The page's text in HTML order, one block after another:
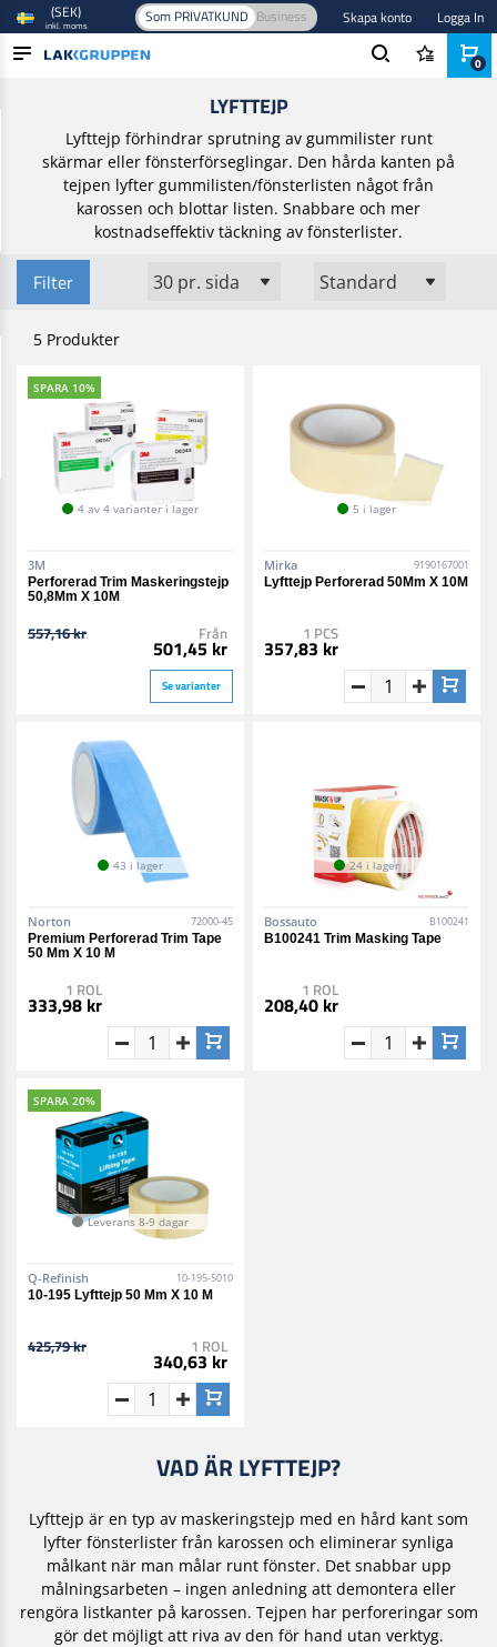
BRANSCHER
VARUMÄRKEN
NYHETER
(SEK)
inkl. moms Som PRIVATKUND Business Skapa konto Logga In
LYFTTEJP
Lyfttejp förhindrar sprutning av gummilister runt
skärmar eller fönsterförseglingar. Den hårda kanten på
tejpen lyfter gummilisten/fönsterlisten något från
karossen och blottar listen. Snabbare och mer
kostnadseffektiv täckning av fönsterlister.
Filter
5 Produkter
SPARA 10%
4 av 4 varianter i lager
3M
Perforerad Trim Maskeringstejp
50,8Mm X 10M
557,16 kr Från
501,45 kr
Se varianter
5 i lager
Mirka 9190167001
Lyfttejp Perforerad 50Mm X 10M
1 PCS
357,83 kr
43 i lager
Norton 72000-45
Premium Perforerad Trim Tape
50 Mm X 10 M
1 ROL
333,98 kr
24 i lager
Bossauto B100241
B100241 Trim Masking Tape
1 ROL
208,40 kr
SPARA 20%
Leverans 8-9 dagar
Q-Refinish 10-195-5010
10-195 Lyfttejp 50 Mm X 10 M
425,79 kr 1 ROL
340,63 kr
VAD ÄR LYFTTEJP?
Lyfttejp är en typ av maskeringstejp med en hård kant som
lyfter fönsterlister från karossen och eliminerar synliga
målkant när man målar runt fönster. Det snabbar upp
målningsarbeten – ingen anledning att demontera eller
rengöra listkanter på karossen. Tejpen har perforeringar som
gör det möjligt att riva av den för hand utan verktyg.
0